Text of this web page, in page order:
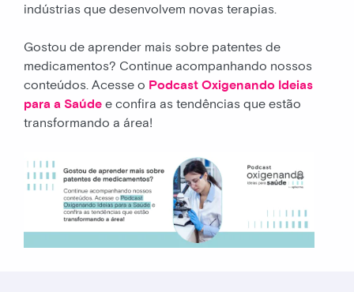
indústrias que desenvolvem novas terapias.
Gostou de aprender mais sobre patentes de
medicamentos? Continue acompanhando nossos
conteúdos. Acesse o Podcast Oxigenando Ideias
para a Saúde e confira as tendências que estão
transformando a área!